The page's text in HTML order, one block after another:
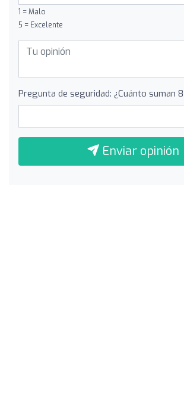
1 = Malo
5 = Excelente
Pregunta de seguridad: ¿Cuánto suman
Enviar opinión